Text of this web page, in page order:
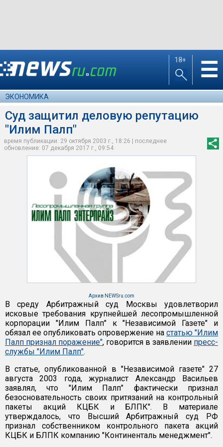
18+ ☰
ЭКОНОМИКА
Суд защитил деловую репутацию
"Илим Палп"
время публикации: 29 октября 2003 г., 18:26 | последнее
обновление: 07 декабря 2017 г., 09:54
Архив NEWSru.com
В среду Арбитражный суд Москвы удовлетворил
исковые требования крупнейшей лесопромышленной
корпорации "Илим Палп" к "Независимой Газете" и
обязал ее опубликовать опровержение на статью "Илим
Палп признал поражение", говорится в заявлении пресс-
службы "Илим Палп".
В статье, опубликованной в "Независимой газете" 27
августа 2003 года, журналист Александр Васильев
заявлял, что "Илим Палп" фактически признал
безосновательность своих притязаний на контрольный
пакеты акций КЦБК и БЛПК". В материале
утверждалось, что Высший Арбитражный суд РФ
признал собственником контрольного пакета акций
КЦБК и БЛПК компанию "Континенталь менеджмент".